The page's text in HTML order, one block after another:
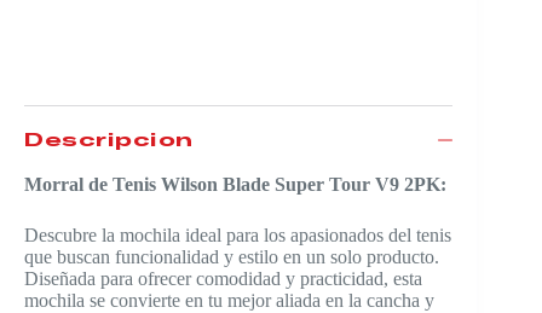
Descripción
Morral de Tenis Wilson Blade Super Tour V9 2PK:
Descubre la mochila ideal para los apasionados del tenis
que buscan funcionalidad y estilo en un solo producto.
Diseñada para ofrecer comodidad y practicidad, esta
mochila se convierte en tu mejor aliada en la cancha y